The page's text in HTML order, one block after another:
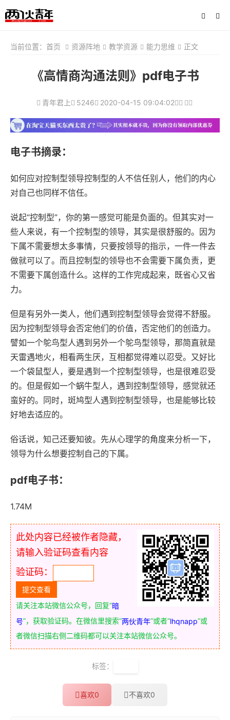
当前位置： 首页 资源阵地 教学资源 能力思维 正文
《高情商沟通法则》pdf电子书
青年君上 5246 2020-04-15 09:04:02
电子书摘录：
如何应对控制型领导控制型的人不信任别人，他们的内心
对自己也同样不信任。
说起“控制型”，你的第一感觉可能是负面的。但其实对一
些人来说，有一个控制型的领导，其实是很舒服的。因为
下属不需要想太多事情，只要按领导的指示，一件一件去
做就可以了。而且控制型的领导也不会需要下属负责，更
不需要下属创造什么。这样的工作完成起来，既省心又省
力。
但是有另外一类人，他们遇到控制型领导会觉得不舒服。
因为控制型领导会否定他们的价值，否定他们的创造力。
譬如一个鸵鸟型人遇到另外一个鸵鸟型领导，那简直就是
天雷遇地火，相看两生厌，互相都觉得难以忍受。又好比
一个袋鼠型人，要是遇到一个控制型领导，也是很难忍受
的。但是假如一个蜗牛型人，遇到控制型领导，感觉就还
蛮好的。同时，斑鸠型人遇到控制型领导，也是能够比较
好地去适应的。
俗话说，知己还要知彼。先从心理学的角度来分析一下，
领导为什么想要控制自己的下属。
pdf电子书：
1.74M
此处内容已经被作者隐藏，
请输入验证码查看内容
验证码：
请关注本站微信公众号，回复“暗
号”，获取验证码。在微信里搜索“两伙青年”或者“lhqnapp”或
者微信扫描右侧二维码都可以关注本站微信公众号。
标签：
喜欢0 不喜欢0